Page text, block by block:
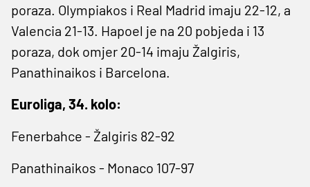
poraza. Olympiakos i Real Madrid imaju 22-12, a
Valencia 21-13. Hapoel je na 20 pobjeda i 13
poraza, dok omjer 20-14 imaju Žalgiris,
Panathinaikos i Barcelona.
Euroliga, 34. kolo:
Fenerbahce - Žalgiris 82-92
Panathinaikos - Monaco 107-97